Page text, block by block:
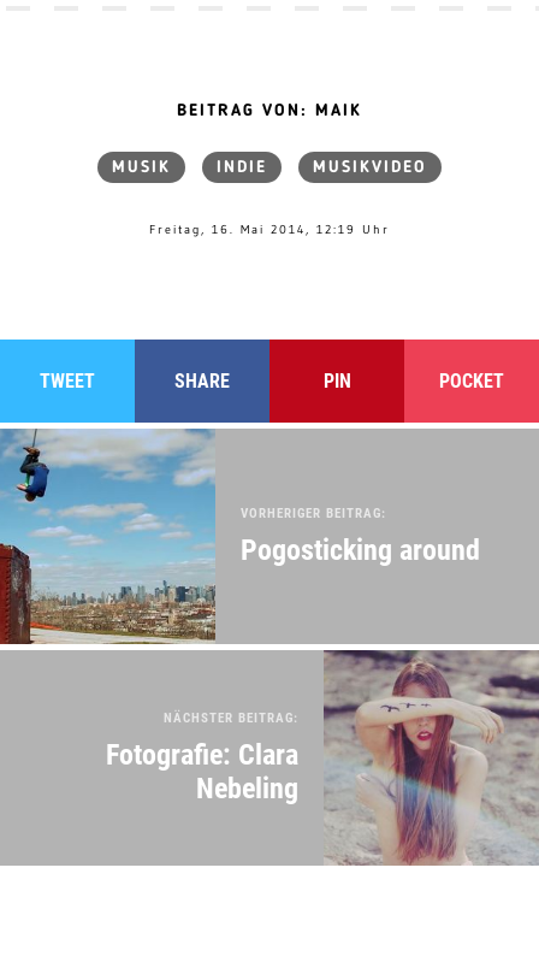
BEITRAG VON: MAIK
MUSIK INDIE MUSIKVIDEO
Freitag, 16. Mai 2014, 12:19 Uhr
TWEET SHARE PIN POCKET
VORHERIGER BEITRAG:
Pogosticking around
NÄCHSTER BEITRAG:
Fotografie: Clara
Nebeling